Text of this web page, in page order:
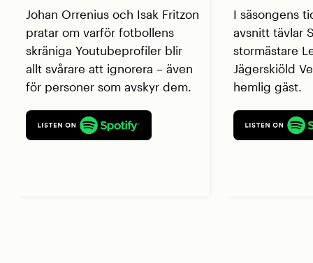
Johan Orrenius och Isak Fritzon
pratar om varför fotbollens
skräniga Youtubeprofiler blir
allt svårare att ignorera – även
för personer som avskyr dem.
I säsongens
avsnitt tävlar
stormästare
Jägerskiöld
hemlig gäst.